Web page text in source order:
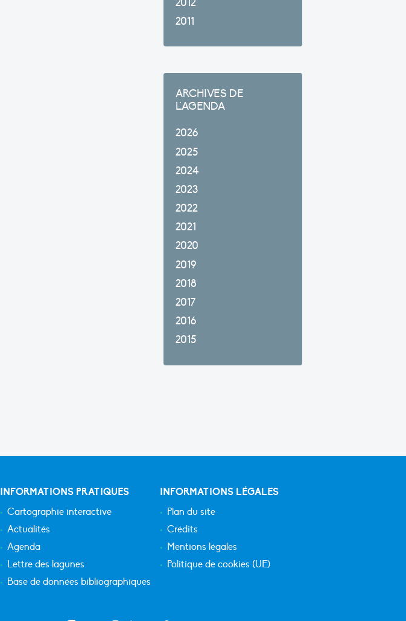
2012
2011
ARCHIVES DE
L'AGENDA
2026
2025
2024
2023
2022
2021
2020
2019
2018
2017
2016
2015
INFORMATIONS PRATIQUES
Cartographie interactive
Actualités
Agenda
Lettre des lagunes
Base de données bibliographiques
INFORMATIONS LÉGALES
Plan du site
Crédits
Mentions légales
Politique de cookies (UE)